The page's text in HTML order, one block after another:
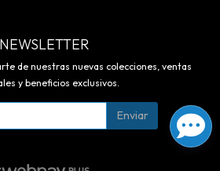
NEWSLETTER
de nuestras nuevas colecciones, ventas
y beneficios exclusivos.
Enviar